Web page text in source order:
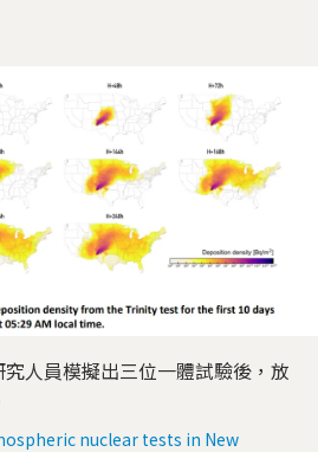
人員模擬出三位一體試驗後，放
nuclear tests in New